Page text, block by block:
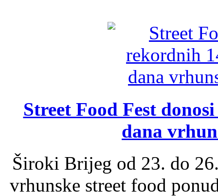
Street Food Fest
dana
Široki Brijeg od 23. do
vrhunske street food